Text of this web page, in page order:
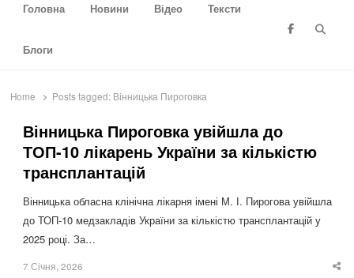
Головна
Новини Відео Тексти
Блоги
Home Posts tagged: Вінницька Пироговка
Вінницька Пироговка увійшла до
ТОП-10 лікарень України за кількістю
трансплантацій
Вінницька обласна клінічна лікарня імені М. І. Пирогова увійшла
до ТОП-10 медзакладів України за кількістю трансплантацій у
2025 році. За…
7 Січня, 2026